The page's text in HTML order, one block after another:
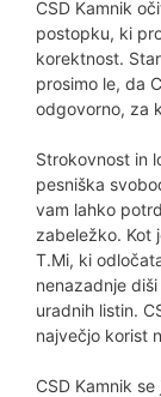
CSD Kamnik
postopku, ki
korektnost.
prosimo le, da
odgovorno, za
Strokovnost in
pesniška
vam lahko
zabeležko. Kot
T.Mi, ki
nenazadnje
uradnih listin.
največjo korist
CSD Kamnik